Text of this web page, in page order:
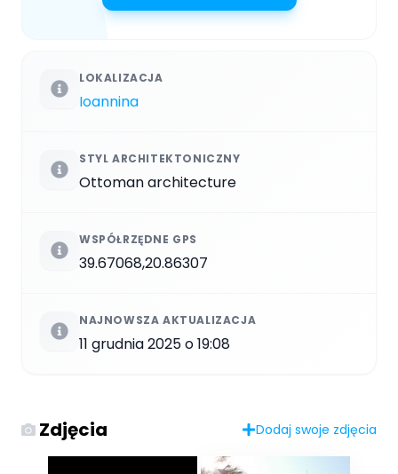
LOKALIZACJA
Ioannina
STYL ARCHITEKTONICZNY
Ottoman architecture
WSPÓŁRZĘDNE GPS
39.67068,20.86307
NAJNOWSZA AKTUALIZACJA
11 grudnia 2025 o 19:08
Zdjęcia Dodaj swoje zdjęcia